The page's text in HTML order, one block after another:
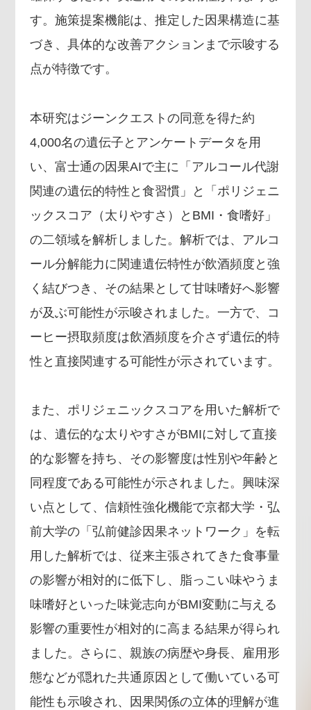
す。施策提案機能は、推定した因果構造に基
づき、具体的な改善アクションまで示唆する
点が特徴です。
本研究はジーンクエストの同意を得た約
4,000名の遺伝子とアンケートデータを用
い、富士通の因果AIで主に「アルコール代謝
関連の遺伝的特性と食習慣」と「ポリジェニ
ックスコア（太りやすさ）とBMI・食嗜好」
の二領域を解析しました。解析では、アルコ
ール分解能力に関連遺伝特性が飲酒頻度と強
く結びつき、その結果として甘味嗜好へ影響
が及ぶ可能性が示唆されました。一方で、コ
ーヒー摂取頻度は飲酒頻度を介さず遺伝的特
性と直接関連する可能性が示されています。
また、ポリジェニックスコアを用いた解析で
は、遺伝的な太りやすさがBMIに対して直接
的な影響を持ち、その影響度は性別や年齢と
同程度である可能性が示されました。興味深
い点として、信頼性強化機能で京都大学・弘
前大学の「弘前健診因果ネットワーク」を転
用した解析では、従来主張されてきた食事量
の影響が相対的に低下し、脂っこい味やうま
味嗜好といった味覚志向がBMI変動に与える
影響の重要性が相対的に高まる結果が得られ
ました。さらに、親族の病歴や身長、雇用形
態などが隠れた共通原因として働いている可
能性も示唆され、因果関係の立体的理解が進